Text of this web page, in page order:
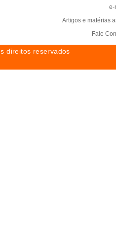
e-
Artigos e matérias
Fale
direitos reservados